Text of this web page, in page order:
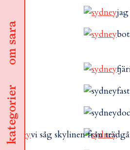
kategorier
om sara
jag
vi såg skylinen från